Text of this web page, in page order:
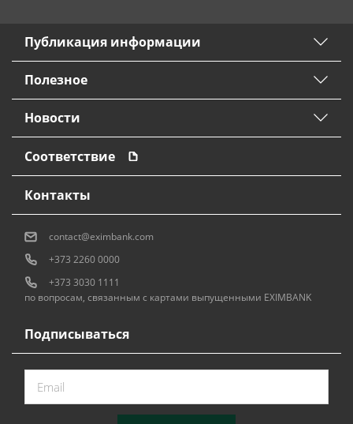
Публикация информации
Полезное
Новости
Соответствие
Подписываться
Контакты
contact@eximbank.com
+373 2260 0000
+373 3030 1111
по вопросам, связанным с картами выпущенными EXIMBANK